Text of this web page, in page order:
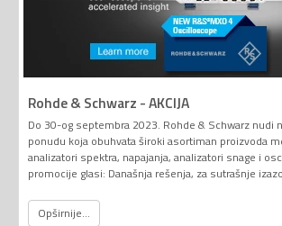
Rohde & Schwarz - AKCIJA
Do 30-og septembra 2023. Rohde & Schwarz nudi
ponudu koja obuhvata široki asortiman proizvoda
analizatori spektra, napajanja, analizatori snage i
promocije glasi: Današnja rešenja, za sutrašnje
Opširnije...